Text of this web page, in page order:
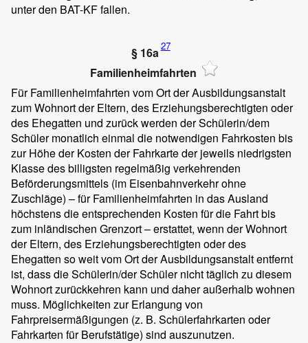
unter den BAT-KF fallen.
§ 16a27
Familienheimfahrten
Für Familienheimfahrten vom Ort der Ausbildungsanstalt
zum Wohnort der Eltern, des Erziehungsberechtigten oder
des Ehegatten und zurück werden der Schülerin/dem
Schüler monatlich einmal die notwendigen Fahrkosten bis
zur Höhe der Kosten der Fahrkarte der jeweils niedrigsten
Klasse des billigsten regelmäßig verkehrenden
Beförderungsmittels (im Eisenbahnverkehr ohne
Zuschläge) – für Familienheimfahrten in das Ausland
höchstens die entsprechenden Kosten für die Fahrt bis
zum inländischen Grenzort – erstattet, wenn der Wohnort
der Eltern, des Erziehungsberechtigten oder des
Ehegatten so weit vom Ort der Ausbildungsanstalt entfernt
ist, dass die Schülerin/der Schüler nicht täglich zu diesem
Wohnort zurückkehren kann und daher außerhalb wohnen
muss. Möglichkeiten zur Erlangung von
Fahrpreisermäßigungen (z. B. Schülerfahrkarten oder
Fahrkarten für Berufstätige) sind auszunutzen.